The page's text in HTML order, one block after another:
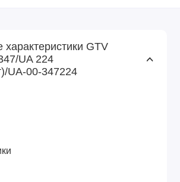
характеристики GTV
UA 224
UA-00-347224